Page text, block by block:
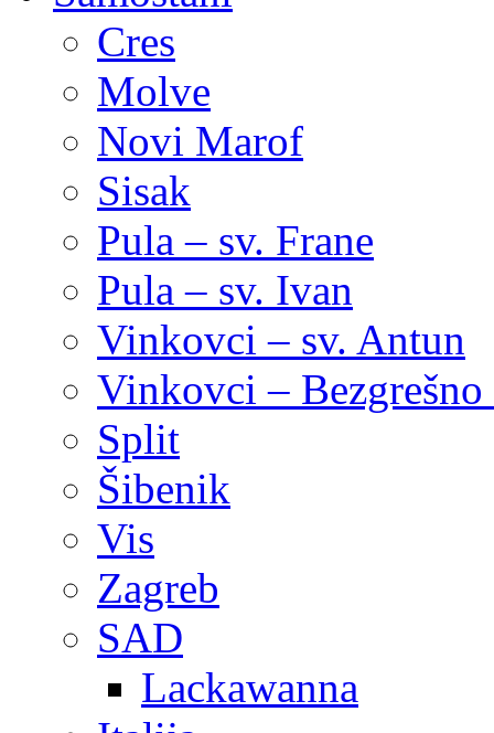
Cres
Molve
Novi Marof
Sisak
Pula – sv. Frane
Pula – sv. Ivan
Vinkovci – sv. Antun
Vinkovci –
Split
Šibenik
Vis
Zagreb
SAD
Lackawanna